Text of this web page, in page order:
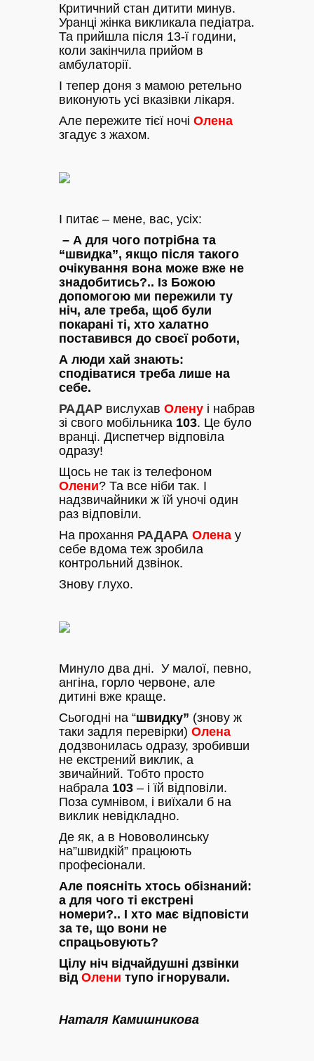
Критичний стан дитити минув.
Уранці жінка викликала педіатра.
Та прийшла після 13-ї години,
коли закінчила прийом в
амбулаторії.
І тепер доня з мамою ретельно
виконують усі вказівки лікаря.
Але пережите тієї ночі Олена
згадує з жахом.
І питає – мене, вас, усіх:
– А для чого потрібна та
“швидка”, якщо після такого
очікування вона може вже не
знадобитись?.. Із Божою
допомогою ми пережили ту
ніч, але треба, щоб були
покарані ті, хто халатно
поставився до своєї роботи,
А люди хай знають:
сподіватися треба лише на
себе.
РАДАР вислухав Олену і набрав
зі свого мобільника 103. Це було
вранці. Диспетчер відповіла
одразу!
Щось не так із телефоном
Олени? Та все ніби так. І
надзвичайники ж їй уночі один
раз відповіли.
На прохання РАДАРА Олена у
себе вдома теж зробила
контрольний дзвінок.
Знову глухо.
Минуло два дні. У малої, певно,
ангіна, горло червоне, але
дитині вже краще.
Сьогодні на “швидку” (знову ж
таки задля перевірки) Олена
додзвонилась одразу, зробивши
не екстрений виклик, а
звичайний. Тобто просто
набрала 103 – і їй відповіли.
Поза сумнівом, і виїхали б на
виклик невідкладно.
Де як, а в Нововолинську
на”швидкій” працюють
професіонали.
Але поясніть хтось обізнаний:
а для чого ті екстрені
номери?.. І хто має відповісти
за те, що вони не
спрацьовують?
Цілу ніч відчайдушні дзвінки
від Олени тупо ігнорували.
Наталя Камишникова